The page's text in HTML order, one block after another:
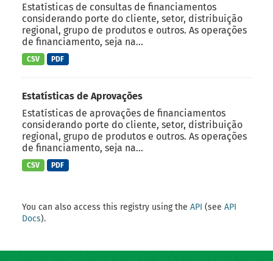
Estatísticas de consultas de financiamentos
considerando porte do cliente, setor, distribuição
regional, grupo de produtos e outros. As operações
de financiamento, seja na...
CSV PDF
Estatísticas de Aprovações
Estatísticas de aprovações de financiamentos
considerando porte do cliente, setor, distribuição
regional, grupo de produtos e outros. As operações
de financiamento, seja na...
CSV PDF
You can also access this registry using the API (see API
Docs).